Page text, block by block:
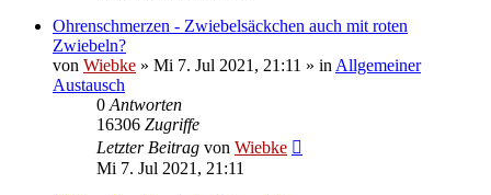
Ohrenschmerzen - Zwiebelsäckchen auch mit roten
Zwiebeln?
von Wiebke » Mi 7. Jul 2021, 21:11 » inAllgemeiner
Austausch
0Antworten
16306 Zugriffe
Letzter Beitrag von Wiebke
Mi 7. Jul 2021, 21:11